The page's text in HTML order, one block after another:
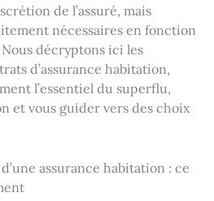
de l’assuré, mais
nécessaires en fonction
décryptons ici les
d’assurance habitation,
l’essentiel du superflu,
et vous guider vers des choix
assurance habitation : ce